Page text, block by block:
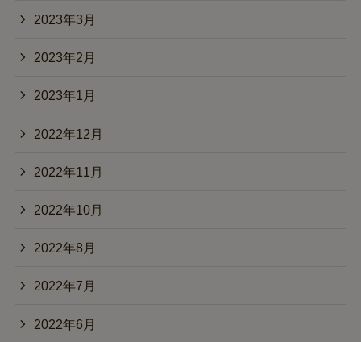
2023年3月
2023年2月
2023年1月
2022年12月
2022年11月
2022年10月
2022年8月
2022年7月
2022年6月